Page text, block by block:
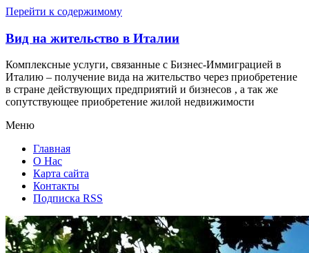
Перейти к содержимому
Вид на жительство в Италии
Комплексные услуги, связанные с Бизнес-Иммиграцией в
Италию – получение вида на жительство через приобретение
в стране действующих предприятий и бизнесов , а так же
сопутствующее приобретение жилой недвижимости
Меню
Главная
О Нас
Карта сайта
Контакты
Подписка RSS